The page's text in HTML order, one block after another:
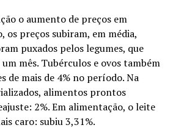
o aumento de preços em
preços subiram, em média,
puxados pelos legumes, que
mês. Tubérculos e ovos também
de mais de 4% no período. Na
alimentos prontos
2%. Em alimentação, o leite
caro: subiu 3,31%.